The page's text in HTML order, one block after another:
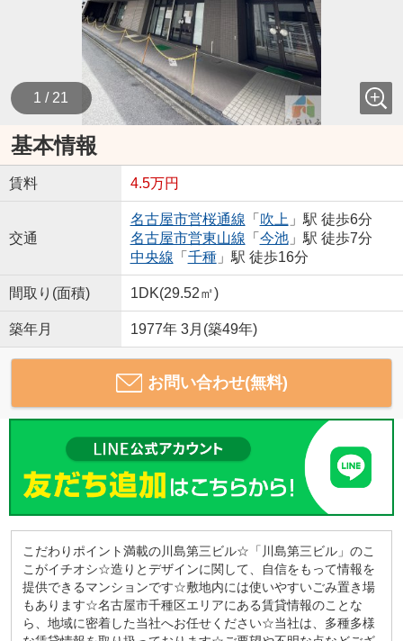
1 / 21
基本情報
賃料 4.5万円
交通
名古屋市営桜通線 「 吹上 」駅 徒歩6分
名古屋市営東山線 「 今池」駅 徒歩7分
中央線 「 千種」駅 徒歩16分
間取り(面積) 1DK(29.52㎡)
築年月 1977年 3月(築49年)
お問い合わせ(無料)
こだわりポイント満載の川島第三ビル☆「川島第三ビル」のこ
こがイチオシ☆造りとデザインに関して、自信をもって情報を
提供できるマンションです☆敷地内には使いやすいごみ置き場
もあります☆名古屋市千種区エリアにある賃貸情報のことな
ら、地域に密着した当社へお任せください☆当社は、多種多様